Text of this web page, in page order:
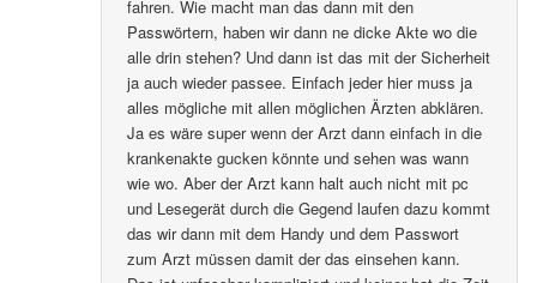
fahren. Wie macht man das dann mit den
Passwörtern, haben wir dann ne dicke Akte wo die
alle drin stehen? Und dann ist das mit der Sicherheit
ja auch wieder passee. Einfach jeder hier muss ja
alles mögliche mit allen möglichen Ärzten abklären.
Ja es wäre super wenn der Arzt dann einfach in die
krankenakte gucken könnte und sehen was wann
wie wo. Aber der Arzt kann halt auch nicht mit pc
und Lesegerät durch die Gegend laufen dazu kommt
das wir dann mit dem Handy und dem Passwort
zum Arzt müssen damit der das einsehen kann.